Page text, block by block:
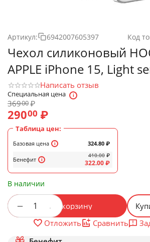
Артикул: 6942007605397 Код
Чехол силиконовый
APPLE iPhone 15, Light
Написать отзыв
Специальная цена
36900₽
29000 ₽
Таблица цен:
Базовая цена
Бенефит
324.80 ₽
410.00 ₽
322.00₽
В наличии
+
− В корзину
Отложить
Сравнить